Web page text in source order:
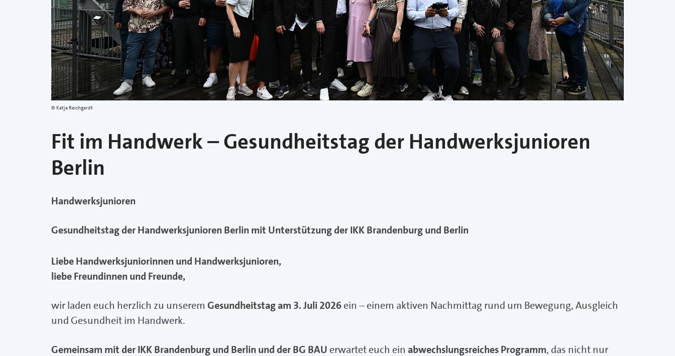
Katja Reichgardt
Fit im Handwerk – Gesundheitstag der Handwerksjunioren
Berlin
Handwerksjunioren
Gesundheitstag der Handwerksjunioren Berlin mit Unterstützung der IKK Brandenburg und Berlin
Liebe Handwerksjuniorinnen und Handwerksjunioren,
liebe Freundinnen und Freunde,
wir laden euch herzlich zu unserem Gesundheitstag am 3. Juli 2026ein – einem aktiven Nachmittag rund um Bewegung, Ausgleich
und Gesundheit im Handwerk.
Gemeinsam mit der IKK Brandenburg und Berlin und der BG BAUerwartet euch ein abwechslungsreiches Programm, das nicht nur